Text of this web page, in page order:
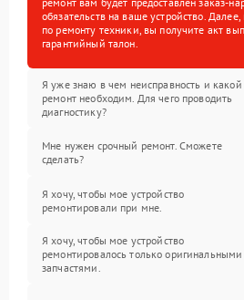
обязательств на ваше устройство.
по ремонту техники, вы получите акт
гарантийный талон.
Я уже знаю в чем неисправность и какой
ремонт необходим. Для чего проводить
диагностику?
Мне нужен срочный ремонт. Сможете
сделать?
Я хочу, чтобы мое устройство
ремонтировали при мне.
Я хочу, чтобы мое устройство
ремонтировалось только оригинальными
запчастями.